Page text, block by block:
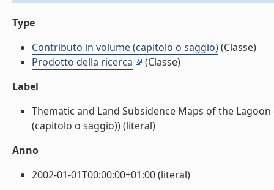
Type
Contributo in volume (capitolo o saggio)(Classe)
Prodotto della ricerca
(Classe)
Label
Thematic and Land Subsidence Maps of the
(capitolo o saggio)) (literal)
Anno
2002-01-01T00:00:00+01:00 (literal)